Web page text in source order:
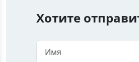
Хотите